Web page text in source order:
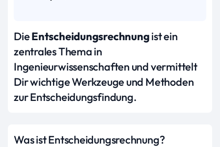
DieEntscheidungsrechnungist ein
zentrales Thema in
Ingenieurwissenschaften und vermittelt
Dir wichtige Werkzeuge und Methoden
zur Entscheidungsfindung.
Was ist Entscheidungsrechnung?